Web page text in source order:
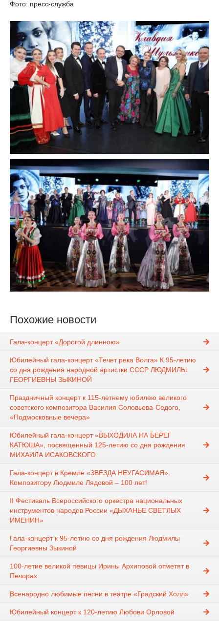
Фото: пресс-служба
Похожие новости
Гала-концерт «Дорогой длинною»
Юбилейный гала-концерт «Течет река Волга» К 95-летию
со дня рождения народной артистки СССР ЛЮДМИЛЫ
ГЕОРГИЕВНЫ ЗЫКИНОЙ
Праздничный концерт к 115-летнему юбилею великого
советского композитора Василия Соловьева-Седого,
«Подмосковные вечера»
Юбилейный гала-концерт «ВЫХОДИЛА НА БЕРЕГ
КАТЮША», посвященный 125-летию со дня рождения
МИХАИЛА ИСАКОВСКОГО
Гала-концерт в Кремле «ЗВЕЗДА НЕУГАСИМАЯ».
Композитору Людмиле Лядовой – 100 лет!
II Фестиваль Всероссийского оркестра национальных
инструментов народов России «ДЫХАНЬЕ СВЕТЛЫХ
ИМЕНИН»
Гала-концерт к 95-летию со дня рождения Людмилы
Георгиевны Зыкиной
100-летие великой певицы Ирины Архиповой отметят в
Печорах
Всенародно любимые песни в театре «Градский Холл»
Юбилейный концерт к 120-летию Любови Орловой